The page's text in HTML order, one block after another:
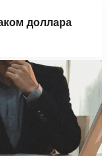
доллара